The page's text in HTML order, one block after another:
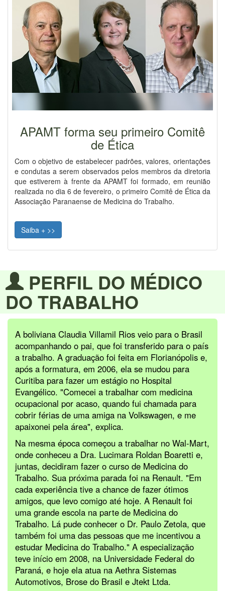
APAMT forma seu primeiro Comitê
de Ética
Com o objetivo de estabelecer padrões, valores, orientações
e condutas a serem observados pelos membros da diretoria
que estiverem à frente da APAMT foi formado, em reunião
realizada no dia 6 de fevereiro, o primeiro Comitê de Ética da
Associação Paranaense de Medicina do Trabalho.
Saiba + >>
PERFIL DO MÉDICO
DO TRABALHO
A boliviana Claudia Villamil Rios veio para o Brasil
acompanhando o pai, que foi transferido para o país
a trabalho. A graduação foi feita em Florianópolis e,
após a formatura, em 2006, ela se mudou para
Curitiba para fazer um estágio no Hospital
Evangélico. "Comecei a trabalhar com medicina
ocupacional por acaso, quando fui chamada para
cobrir férias de uma amiga na Volkswagen, e me
apaixonei pela área", explica.
Na mesma época começou a trabalhar no Wal-Mart,
onde conheceu a Dra. Lucimara Roldan Boaretti e,
juntas, decidiram fazer o curso de Medicina do
Trabalho. Sua próxima parada foi na Renault. "Em
cada experiência tive a chance de fazer ótimos
amigos, que levo comigo até hoje. A Renault foi
uma grande escola na parte de Medicina do
Trabalho. Lá pude conhecer o Dr. Paulo Zetola, que
também foi uma das pessoas que me incentivou a
estudar Medicina do Trabalho." A especialização
teve início em 2008, na Universidade Federal do
Paraná, e hoje ela atua na Aethra Sistemas
Automotivos, Brose do Brasil e Jtekt Ltda.